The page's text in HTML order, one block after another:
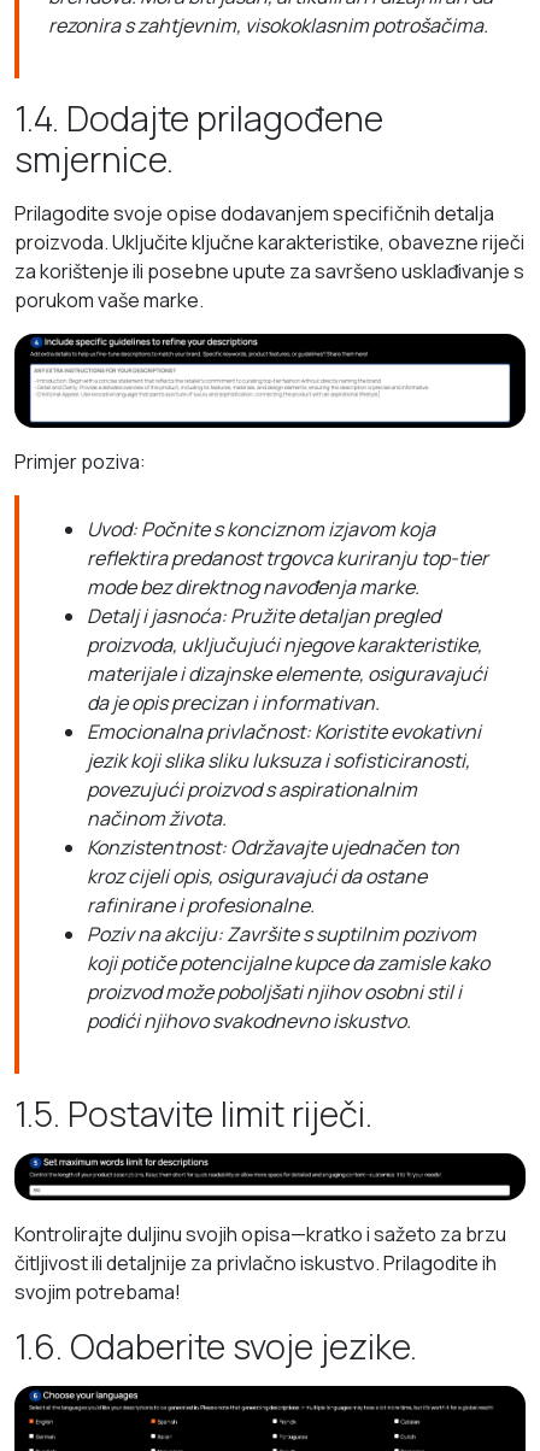
rezonira s zahtjevnim, visokoklasnim potrošačima.
1.4. Dodajte prilagođene
smjernice.
Prilagodite svoje opise dodavanjem specifičnih detalja
proizvoda. Uključite ključne karakteristike, obavezne riječi
za korištenje ili posebne upute za savršeno usklađivanje s
porukom vaše marke.
Primjer poziva:
Uvod: Počnite s konciznom izjavom koja
reflektira predanost trgovca kuriranju top-tier
mode bez direktnog navođenja marke.
Detalj i jasnoća: Pružite detaljan pregled
proizvoda, uključujući njegove karakteristike,
materijale i dizajnske elemente, osiguravajući
da je opis precizan i informativan.
Emocionalna privlačnost: Koristite evokativni
jezik koji slika sliku luksuza i sofisticiranosti,
povezujući proizvod s aspirationalnim
načinom života.
Konzistentnost: Održavajte ujednačen ton
kroz cijeli opis, osiguravajući da ostane
rafinirane i profesionalne.
Poziv na akciju: Završite s suptilnim pozivom
koji potiče potencijalne kupce da zamisle kako
proizvod može poboljšati njihov osobni stil i
podići njihovo svakodnevno iskustvo.
1.5. Postavite limit riječi.
Kontrolirajte duljinu svojih opisa—kratko i sažeto za brzu
čitljivost ili detaljnije za privlačno iskustvo. Prilagodite ih
svojim potrebama!
1.6. Odaberite svoje jezike.